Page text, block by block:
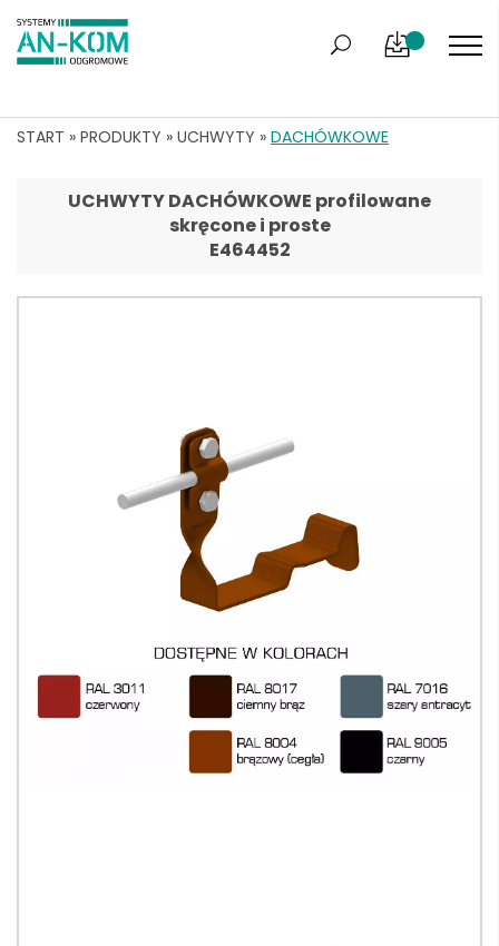
START » PRODUKTY » UCHWYTY » DACHÓWKOWE
UCHWYTY DACHÓWKOWE profilowane
skręcone i proste
E464452